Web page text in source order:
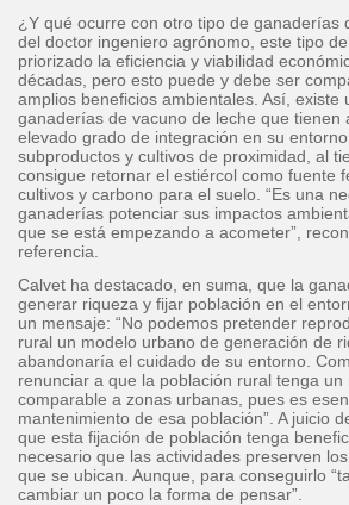
¿Y qué ocurre con otro tipo de ganaderías
del doctor ingeniero agrónomo, este tipo
priorizado la eficiencia y viabilidad
décadas, pero esto puede y debe ser
amplios beneficios ambientales. Así, existe
ganaderías de vacuno de leche que tienen
elevado grado de integración en su
subproductos y cultivos de proximidad, al
consigue retornar el estiércol como fuente
cultivos y carbono para el suelo. “Es una
ganaderías potenciar sus impactos
que se está empezando a acometer”,
referencia.
Calvet ha destacado, en suma, que la
generar riqueza y fijar población en el
un mensaje: “No podemos pretender
rural un modelo urbano de generación de
abandonaría el cuidado de su entorno.
renunciar a que la población rural tenga un
comparable a zonas urbanas, pues es
mantenimiento de esa población”. A juicio
que esta fijación de población tenga
necesario que las actividades preserven
que se ubican. Aunque, para conseguirlo
cambiar un poco la forma de pensar”.